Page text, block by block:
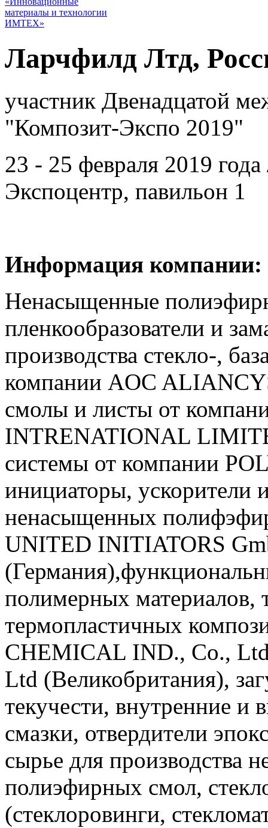
Ларчфилд Лтд,
участник Двенадцатой
"Композит-Экспо 2019"
23 - 25 февраля 2019
Экспоцентр, павильон 1
Информация компании:
Ненасыщенные
пленкообразователи и
производства стекло-,
компании AOC
смолы и листы от
INTRENATIONAL
системы от компании
инициаторы, ускорители
ненасыщенных
UNITED INITIATORS
полимерных материалов,
термопластичных
CHEMICAL IND., Co.,
Ltd (Великобритания),
текучести, внутренние и
смазки, отвердители
сырье для производства
полиэфирных смол,
(стеклоровинги,